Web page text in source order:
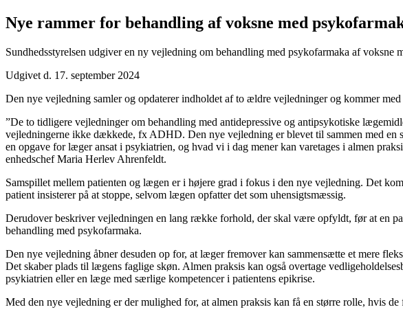
Nye rammer for behandling af voksne med
Sundhedsstyrelsen udgiver en ny vejledning om behandling med psykofarmaka af voksne
Udgivet d. 17. september 2024
Den nye vejledning samler og opdaterer indholdet af to ældre vejledninger og kommer
”De to tidligere vejledninger om behandling med antidepressive og antipsykotiske
vejledningerne ikke dækkede, fx ADHD. Den nye vejledning er blevet til sammen med en
en opgave for læger ansat i psykiatrien, og hvad vi i dag mener kan varetages i almen
enhedschef Maria Herlev Ahrenfeldt.
Samspillet mellem patienten og lægen er i højere grad i fokus i den nye vejledning. Det
patient insisterer på at stoppe, selvom lægen opfatter det som uhensigtsmæssig.
Derudover beskriver vejledningen en lang række forhold, der skal være opfyldt, før at en
behandling med psykofarmaka.
Den nye vejledning åbner desuden op for, at læger fremover kan sammensætte et mere
Det skaber plads til lægens faglige skøn. Almen praksis kan også overtage
psykiatrien eller en læge med særlige kompetencer i patientens epikrise.
Med den nye vejledning er der mulighed for, at almen praksis kan få en større rolle, hvis